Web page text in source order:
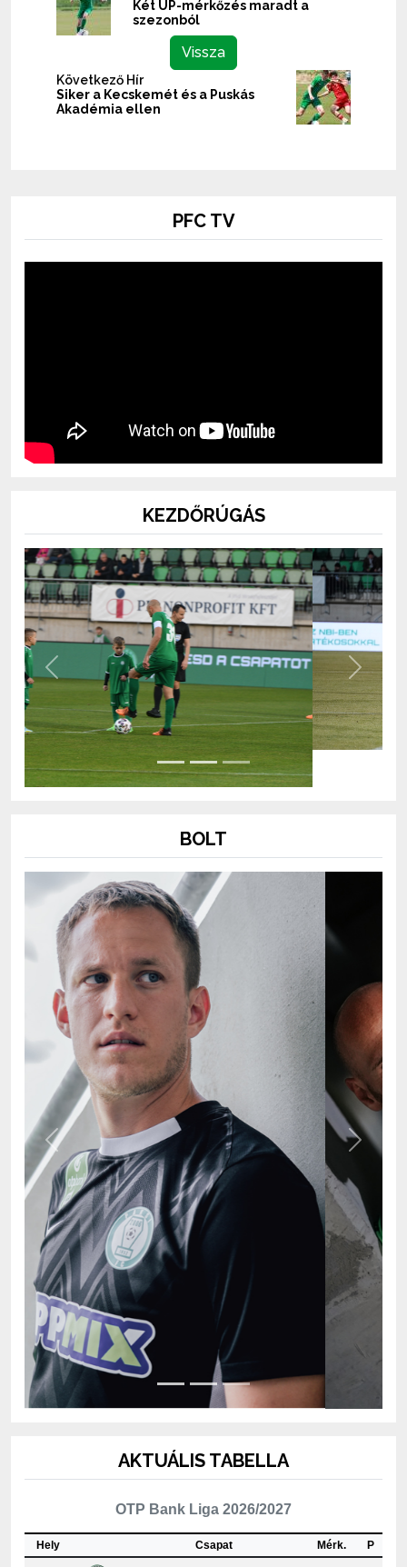
Két UP-mérkőzés maradt a
szezonból
Vissza
Következő Hír
Siker a Kecskemét és a Puskás
Akadémia ellen
PFC TV
KEZDŐRÚGÁS
Previous Next
Previous Next
OTP Bank Liga 2026/2027
Csapat
1 ETO FC Győr 2 4